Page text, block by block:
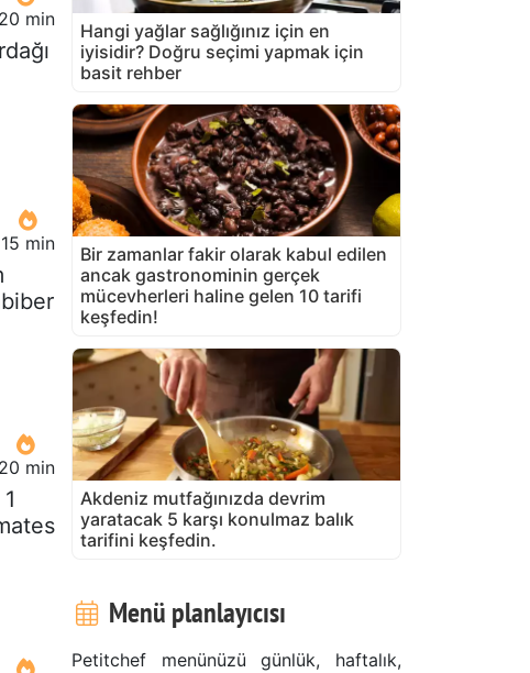
20 min
15 min
20 min
Hangi yağlar sağlığınız için en
iyisidir? Doğru seçimi yapmak için
basit rehber
Bir zamanlar fakir olarak kabul edilen
ancak gastronominin gerçek
mücevherleri haline gelen 10 tarifi
keşfedin!
Akdeniz mutfağınızda devrim
yaratacak 5 karşı konulmaz balık
tarifini keşfedin.
Menü planlayıcısı
Petitchef menünüzü günlük, haftalık,